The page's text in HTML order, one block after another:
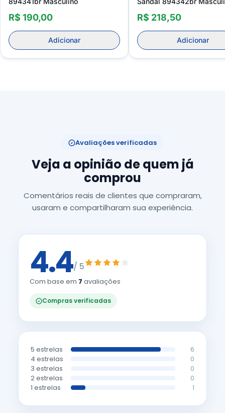
R$ 190,00
Adicionar
R$ 218,50
Adicionar
Avaliações verificadas
Veja a opinião de quem já
comprou
Comentários reais de clientes que compraram,
usaram e compartilharam sua experiência.
4.4/ 5
Com base em 7 avaliações
Compras verificadas
5 estrelas 6
4 estrelas 0
3 estrelas 0
2 estrelas 0
1 estrelas 1